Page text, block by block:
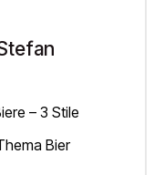
– 3 Stile
Bier